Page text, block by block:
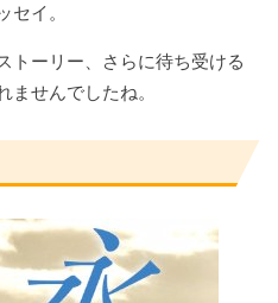
セイ。
トーリー、さらに待ち受ける
ませんでしたね。